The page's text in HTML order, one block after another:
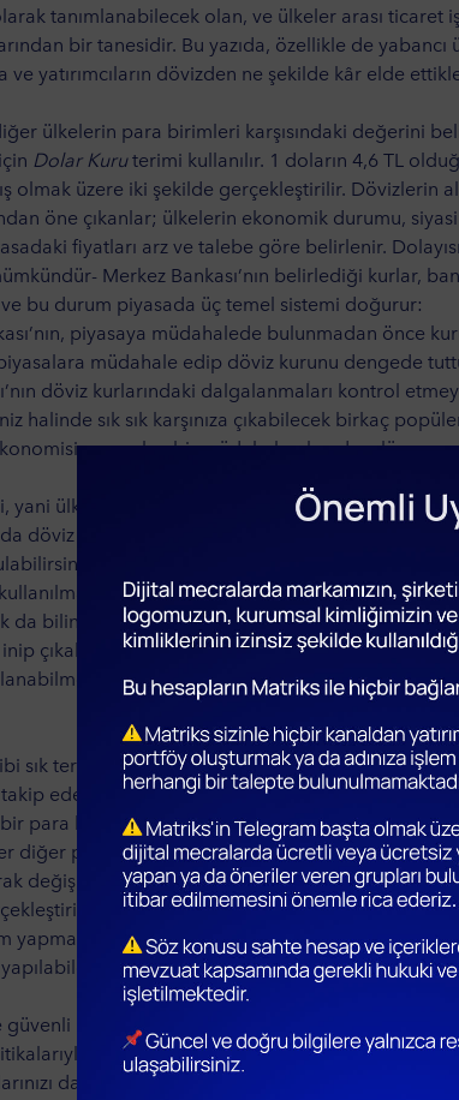
- -
tanımlanabilecek olan, ve ülkeler arası
bir tanesidir. Bu yazıda, özellikle de
yatırımcıların dövizden ne şekilde kâr elde
ülkelerin para birimleri karşısındaki değerini
Dolar Kuruterimi kullanılır. 1 doların 4,6 TL
olmak üzere iki şekilde gerçekleştirilir. Dövizlerin
öne çıkanlar; ülkelerin ekonomik durumu,
fiyatları arz ve talebe göre belirlenir.
Merkez Bankası’nın belirlediği kurlar,
bu durum piyasada üç temel sistemi doğurur:
piyasaya müdahalede bulunmadan önce
piyasalara müdahale edip döviz kurunu dengede
döviz kurlarındaki dalgalanmaları kontrol
halinde sık sık karşınıza çıkabilecek birkaç
yapılan bir müdahale olan
ülkenin para biriminin diğer para birimleri
döviz kuru hesaplaması yapılması olarak
Türkiye’de çapraz kur terimi Türk
da bilinen reel döviz kuru, bir ülkenin para
çıkabilen döviz kuruna denir.
Özellikle de Forex piyasasında bu
sık tercih edilen bir yatırım yöntemidir ve
takip ederek, bu kurlar arasında meydana gelen
para biriminden alıp, bu para birimini
pek çok yatırım araçlarına kıyasla hızlı
değişim gösterebildiğine hakim olabilmelisiniz.
Eskiden bu konuda döviz büroları
yapmayı düşünen yatırımcılar tarafından daha
küresel bir piyasa olan Forex hakkında
liman olarak öne çıkan en değerli yatırım
doğrudan ilişkilidir. Matriks üzerinden
daha sağlam temellere oturtabilirsiniz.